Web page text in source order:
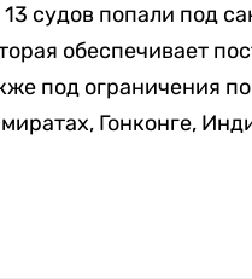
13 судов попали под
обеспечивает
под ограничения
Гонконге,